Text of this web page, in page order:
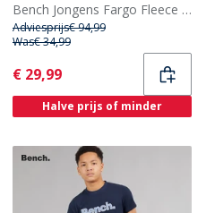
Bench Jongens Fargo Fleece Cargo Trainingspak Antraciet
Adviesprijs€ 94,99
Was€ 34,99
Current
€ 29,99
Halve prijs of minder